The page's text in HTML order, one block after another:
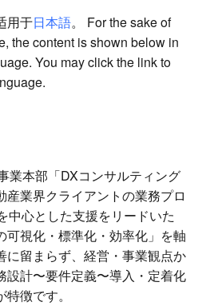
用于日本語。 For the sake of
the content is shown below in
You may click the link to
業本部「DXコンサルティング
産業界クライアントの業務プロ
中心とした支援をリードいた
可視化・標準化・効率化」を軸
に留まらず、経営・事業観点か
設計〜要件定義〜導入・定着化
徴です。